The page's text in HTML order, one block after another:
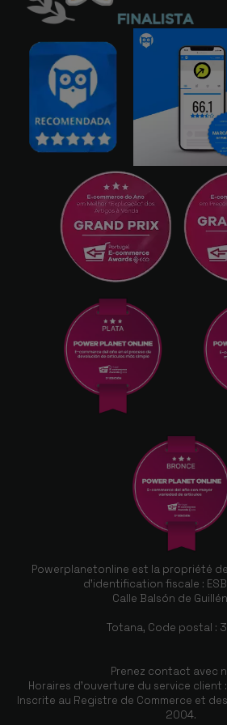
Powerplanetonline est la propriété de
d'identification fiscale :
Calle Balsón de
Totana, Code postal :
Prenez contact avec
Horaires d'ouverture du service client
Inscrite au Registre de Commerce et
2004.